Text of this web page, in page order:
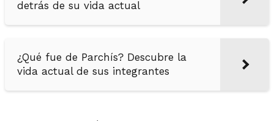
detrás de su vida actual
¿Qué fue de Parchís? Descubre la
vida actual de sus integrantes